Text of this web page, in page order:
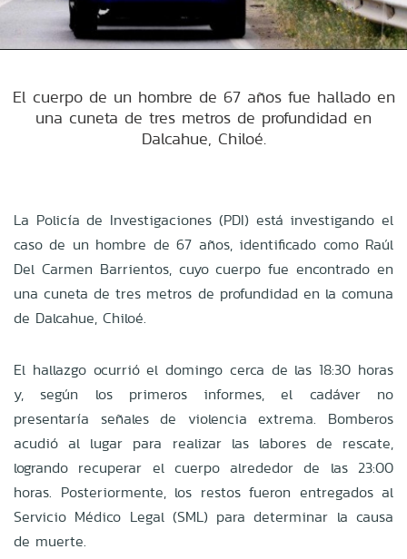
El cuerpo de un hombre de 67 años fue hallado en
una cuneta de tres metros de profundidad en
Dalcahue, Chiloé.
La Policía de Investigaciones (PDI) está investigando el
caso de un hombre de 67 años, identificado como Raúl
Del Carmen Barrientos, cuyo cuerpo fue encontrado en
una cuneta de tres metros de profundidad en la comuna
de Dalcahue, Chiloé.
El hallazgo ocurrió el domingo cerca de las 18:30 horas
y, según los primeros informes, el cadáver no
presentaría señales de violencia extrema. Bomberos
acudió al lugar para realizar las labores de rescate,
logrando recuperar el cuerpo alrededor de las 23:00
horas. Posteriormente, los restos fueron entregados al
Servicio Médico Legal (SML) para determinar la causa
de muerte.